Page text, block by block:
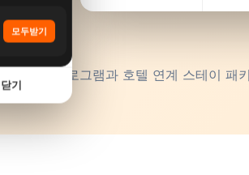
포
적별 프로그램과 호텔 연계 스테이 패
모두받기
닫기